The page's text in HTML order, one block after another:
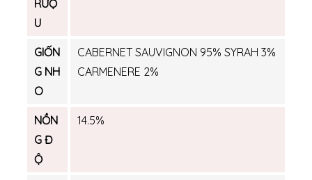
RƯỢ
U
GIỐN
G NH
O
CABERNET SAUVIGNON 95% SYRAH 3%
CARMENERE 2%
NỒN
G Đ
Ộ
14.5%